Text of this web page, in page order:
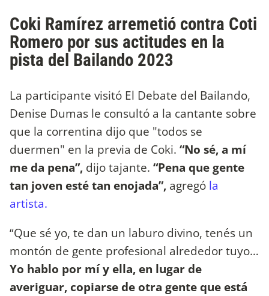
Coki Ramírez arremetió contra Coti
Romero por sus actitudes en la
pista del Bailando 2023
La participante visitó El Debate del Bailando,
Denise Dumas le consultó a la cantante sobre
que la correntina dijo que "todos se
duermen" en la previa de Coki. “No sé, a mí
me da pena”, dijo tajante. “Pena que gente
tan joven esté tan enojada”, agregó la
artista.
“Que sé yo, te dan un laburo divino, tenés un
montón de gente profesional alrededor tuyo…
Yo hablo por mí y ella, en lugar de
averiguar, copiarse de otra gente que está